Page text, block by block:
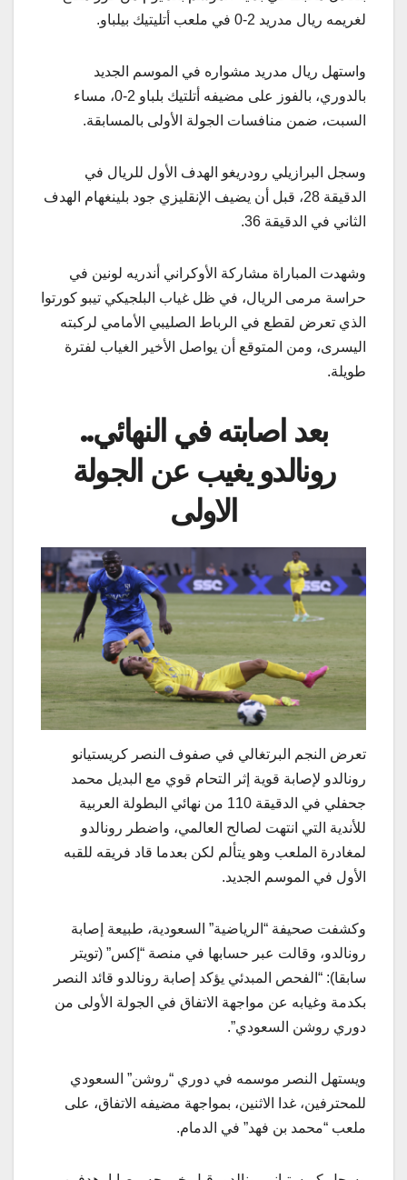
لغريمه ريال مدريد 2-0 في ملعب أتليتيك بيلباو.
واستهل ريال مدريد مشواره في الموسم الجديد
بالدوري، بالفوز على مضيفه أتلتيك بلباو 2-0، مساء
السبت، ضمن منافسات الجولة الأولى بالمسابقة.
وسجل البرازيلي رودريغو الهدف الأول للريال في
الدقيقة 28، قبل أن يضيف الإنقليزي جود بلينغهام الهدف
الثاني في الدقيقة 36.
وشهدت المباراة مشاركة الأوكراني أندريه لونين في
حراسة مرمى الريال، في ظل غياب البلجيكي تيبو كورتوا
الذي تعرض لقطع في الرباط الصليبي الأمامي لركبته
اليسرى، ومن المتوقع أن يواصل الأخير الغياب لفترة
طويلة.
بعد اصابته في النهائي..
رونالدو يغيب عن الجولة
الاولى
تعرض النجم البرتغالي في صفوف النصر كريستيانو
رونالدو لإصابة قوية إثر التحام قوي مع البديل محمد
جحفلي في الدقيقة 110 من نهائي البطولة العربية
للأندية التي انتهت لصالح العالمي، واضطر رونالدو
لمغادرة الملعب وهو يتألم لكن بعدما قاد فريقه للقبه
الأول في الموسم الجديد.
وكشفت صحيفة “الرياضية” السعودية، طبيعة إصابة
رونالدو، وقالت عبر حسابها في منصة “إكس” (تويتر
سابقا): “الفحص المبدئي يؤكد إصابة رونالدو قائد النصر
بكدمة وغيابه عن مواجهة الاتفاق في الجولة الأولى من
دوري روشن السعودي”.
ويستهل النصر موسمه في دوري “روشن” السعودي
للمحترفين، غدا الاثنين، بمواجهة مضيفه الاتفاق، على
ملعب “محمد بن فهد” في الدمام.